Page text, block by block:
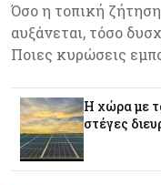
πλούσιων
Κύπρος
Από τα
πιστώσεις
Όσο η τοπική
αυξάνεται, τόσο
Ποιες κυρώσεις
Η χώρα με
στέγες